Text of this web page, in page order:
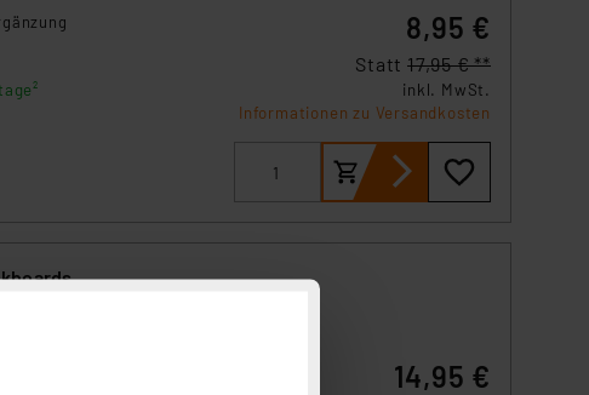
8,95 €
Statt 17,95 € **
inkl. MwSt.
Informationen zu Versandkosten
14,95 €